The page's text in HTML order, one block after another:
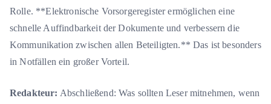
Rolle. **Elektronische Vorsorgeregister ermöglichen eine
schnelle Auffindbarkeit der Dokumente und verbessern die
Kommunikation zwischen allen Beteiligten.** Das ist besonders
in Notfällen ein großer Vorteil.
Redakteur: Abschließend: Was sollten Leser mitnehmen, wenn